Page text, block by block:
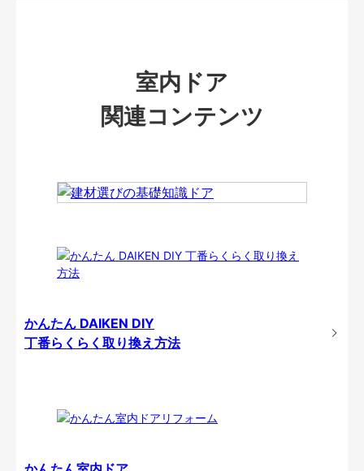
室内ドア
関連コンテンツ
かんたん DAIKEN DIY
丁番らくらく取り換え方法